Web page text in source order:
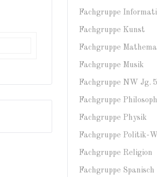
Fachgruppe
Fachgruppe Kunst
Fachgruppe
Fachgruppe Musik
Fachgruppe NW Jg.
Fachgruppe
Fachgruppe Physik
Fachgruppe Politik-
Fachgruppe Religion
Fachgruppe Spanisch